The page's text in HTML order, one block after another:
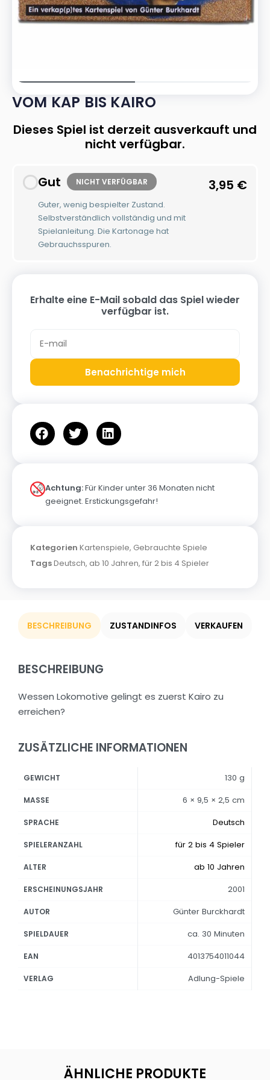
VOM KAP BIS KAIRO
Dieses Spiel ist derzeit ausverkauft und
nicht verfügbar.
Gut NICHT VERFÜGBAR
Guter, wenig bespielter Zustand.
Selbstverständlich vollständig und mit
Spielanleitung. Die Kartonage hat
Gebrauchsspuren.
3,95 €
Erhalte eine E-Mail sobald das Spiel wieder
verfügbar ist.
Benachrichtige mich
Achtung:Für Kinder unter 36 Monaten nicht
geeignet. Erstickungsgefahr!
Kategorien Kartenspiele, Gebrauchte Spiele
TagsDeutsch, ab 10 Jahren, für 2 bis 4 Spieler
BESCHREIBUNG ZUSTANDINFOS VERKAUFEN
BESCHREIBUNG
Wessen Lokomotive gelingt es zuerst Kairo zu
erreichen?
ZUSÄTZLICHE INFORMATIONEN
GEWICHT 130 g
MASSE 6 × 9,5 × 2,5 cm
SPRACHE Deutsch
SPIELERANZAHL für 2 bis 4 Spieler
ALTER ab 10 Jahren
ERSCHEINUNGSJAHR 2001
AUTOR Günter Burckhardt
SPIELDAUER ca. 30 Minuten
EAN 4013754011044
VERLAG Adlung-Spiele
ÄHNLICHE PRODUKTE